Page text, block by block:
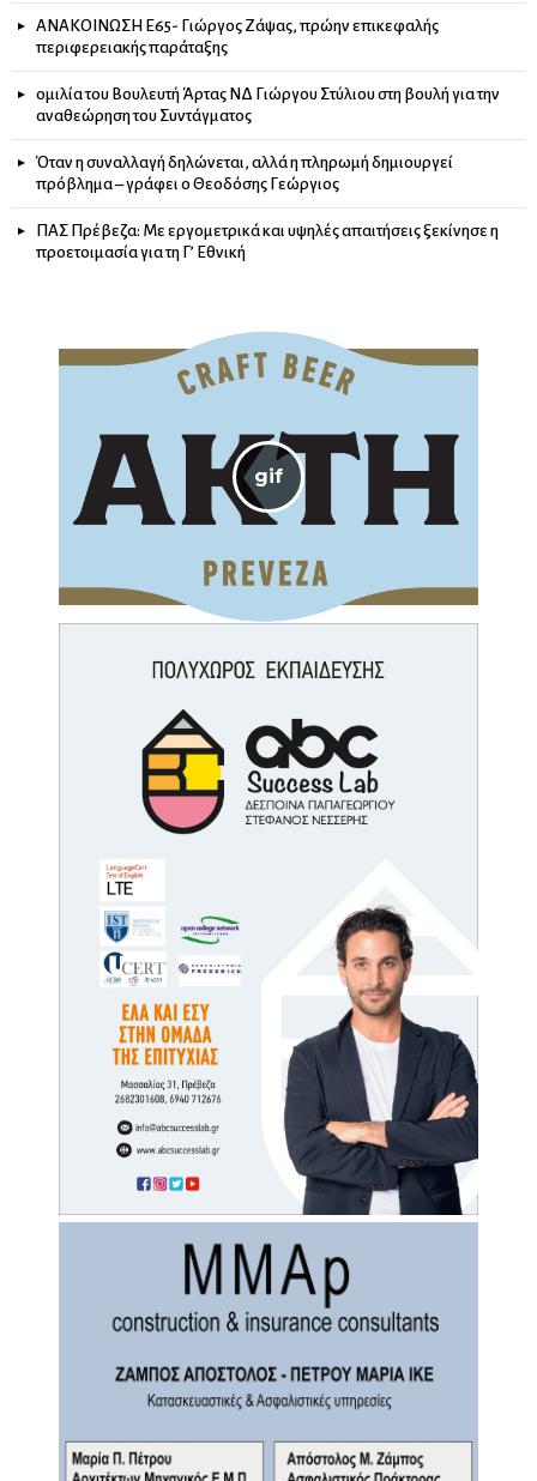
ΑΝΑΚΟΙΝΩΣΗ Ε65- Γιώργος Ζάψας, πρώην επικεφαλής
περιφερειακής παράταξης
ομιλία του Βουλευτή Άρτας ΝΔ Γιώργου Στύλιου στη βουλή για την
αναθεώρηση του Συντάγματος
Όταν η συναλλαγή δηλώνεται, αλλά η πληρωμή δημιουργεί
πρόβλημα – γράφει ο Θεοδόσης Γεώργιος
ΠΑΣ Πρέβεζα: Με εργομετρικά και υψηλές απαιτήσεις ξεκίνησε η
προετοιμασία για τη Γ’ Εθνική